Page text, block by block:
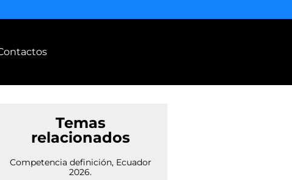
Temas
relacionados
Competencia definición, Ecuador
2026.